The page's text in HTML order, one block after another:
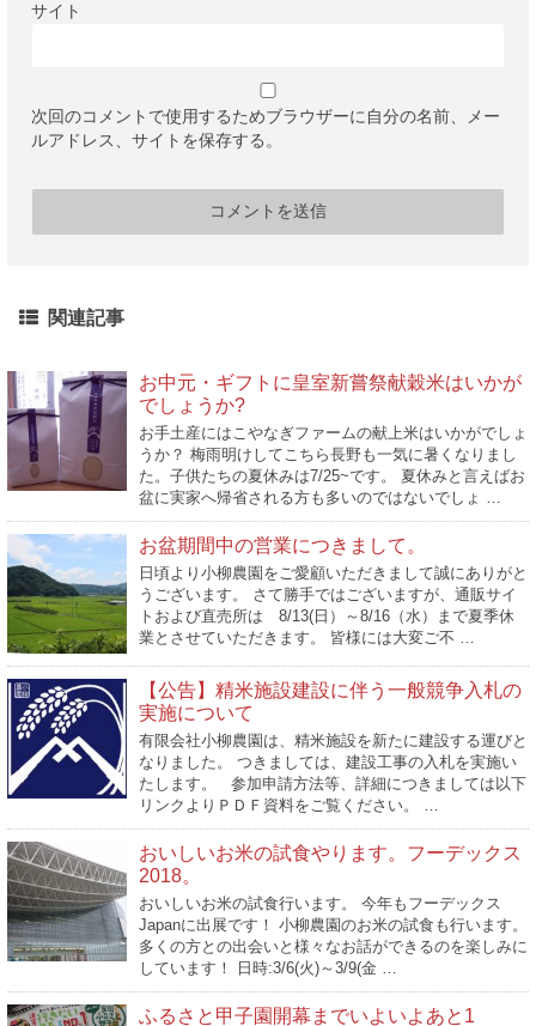
サイト
次回のコメントで使用するためブラウザーに自分の名前、メー
ルアドレス、サイトを保存する。
関連記事
お中元・ギフトに皇室新嘗祭献穀米はいかが
でしょうか?
お手土産にはこやなぎファームの献上米はいかがでしょ
うか？ 梅雨明けしてこちら長野も一気に暑くなりまし
た。子供たちの夏休みは7/25~です。 夏休みと言えばお
盆に実家へ帰省される方も多いのではないでしょ …
お盆期間中の営業につきまして。
日頃より小柳農園をご愛顧いただきまして誠にありがと
うございます。 さて勝手ではございますが、通販サイ
トおよび直売所は 8/13(日）～8/16（水）まで夏季休
業とさせていただきます。 皆様には大変ご不 …
【公告】精米施設建設に伴う一般競争入札の
実施について
有限会社小柳農園は、精米施設を新たに建設する運びと
なりました。 つきましては、建設工事の入札を実施い
たします。 参加申請方法等、詳細につきましては以下
リンクよりＰＤＦ資料をご覧ください。 …
おいしいお米の試食やります。フーデックス
2018。
おいしいお米の試食行います。 今年もフーデックス
Japanに出展です！ 小柳農園のお米の試食も行います。
多くの方との出会いと様々なお話ができるのを楽しみに
しています！ 日時:3/6(火)～3/9(金 …
ふるさと甲子園開幕までいよいよあと1